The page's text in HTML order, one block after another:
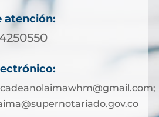
atención: